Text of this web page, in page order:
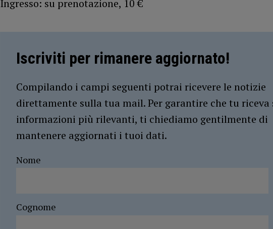
Ingresso: su prenotazione, 10 €
Iscriviti per rimanere aggiornato!
Compilando i campi seguenti potrai ricevere le notizie
direttamente sulla tua mail. Per garantire che tu riceva
informazioni più rilevanti, ti chiediamo gentilmente di
mantenere aggiornati i tuoi dati.
Nome
Cognome